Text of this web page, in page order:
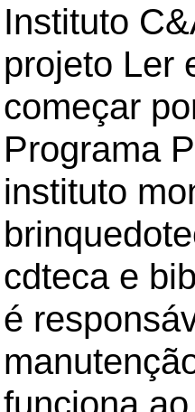
Instituto
projeto Ler
começar
Programa
instituto
cdteca e
é
funciona